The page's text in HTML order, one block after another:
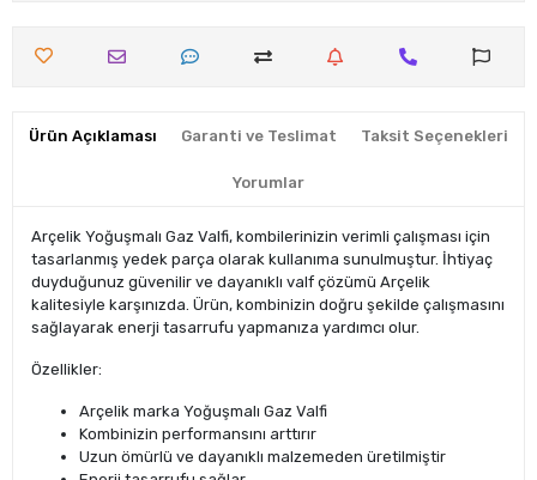
Ürün Açıklaması Garanti ve Teslimat Taksit Seçenekleri
Yorumlar
Arçelik Yoğuşmalı Gaz Valfi, kombilerinizin verimli çalışması için
tasarlanmış yedek parça olarak kullanıma sunulmuştur. İhtiyaç
duyduğunuz güvenilir ve dayanıklı valf çözümü Arçelik
kalitesiyle karşınızda. Ürün, kombinizin doğru şekilde çalışmasını
sağlayarak enerji tasarrufu yapmanıza yardımcı olur.
Özellikler:
Arçelik marka Yoğuşmalı Gaz Valfi
Kombinizin performansını arttırır
Uzun ömürlü ve dayanıklı malzemeden üretilmiştir